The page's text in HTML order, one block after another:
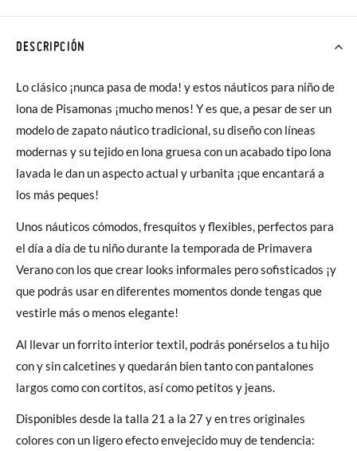
DESCRIPCIÓN
Lo clásico ¡nunca pasa de moda! y estos náuticos para niño de
lona de Pisamonas ¡mucho menos! Y es que, a pesar de ser un
modelo de zapato náutico tradicional, su diseño con líneas
modernas y su tejido en lona gruesa con un acabado tipo lona
lavada le dan un aspecto actual y urbanita ¡que encantará a
los más peques!
Unos náuticos cómodos, fresquitos y flexibles, perfectos para
el día a día de tu niño durante la temporada de Primavera
Verano con los que crear looks informales pero sofisticados ¡y
que podrás usar en diferentes momentos donde tengas que
vestirle más o menos elegante!
Al llevar un forrito interior textil, podrás ponérselos a tu hijo
con y sin calcetines y quedarán bien tanto con pantalones
largos como con cortitos, así como petitos y jeans.
Disponibles desde la talla 21 a la 27 y en tres originales
colores con un ligero efecto envejecido muy de tendencia: